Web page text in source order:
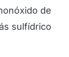
de
sulfídrico